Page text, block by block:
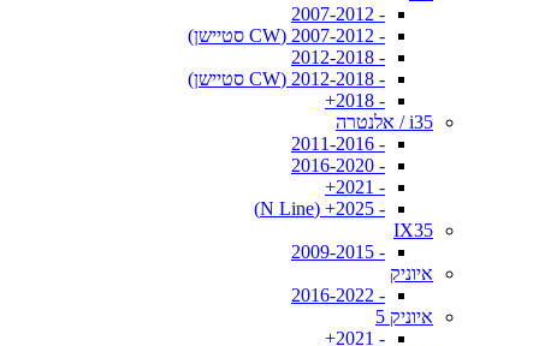
- 2007-2012
- 2007-2012 (CW סטיישן)
- 2012-2018
- 2012-2018 (CW סטיישן)
- 2018+
i35 / אלנטרה
- 2011-2016
- 2016-2020
- 2021+
- 2025+ (N Line)
IX35
- 2009-2015
איוניק
- 2016-2022
איוניק 5
- 2021+